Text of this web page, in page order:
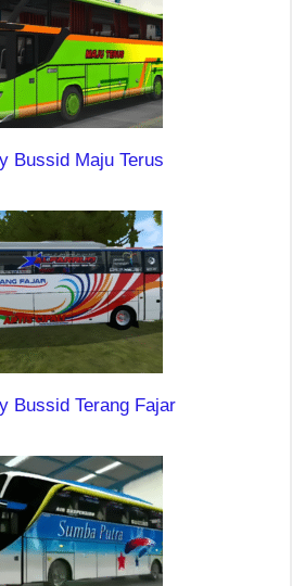
Bussid Maju Terus
Bussid Terang Fajar